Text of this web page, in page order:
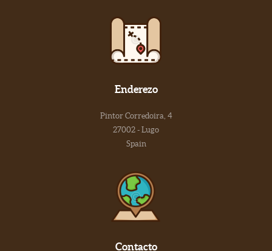
Enderezo
Pintor Corredoira, 4
27002 - Lugo
Spain
Contacto